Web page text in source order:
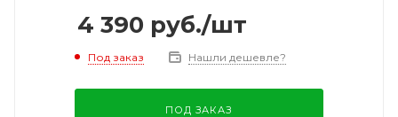
4 390 руб./шт
Под заказ Нашли дешевле?
ПОД ЗАКАЗ